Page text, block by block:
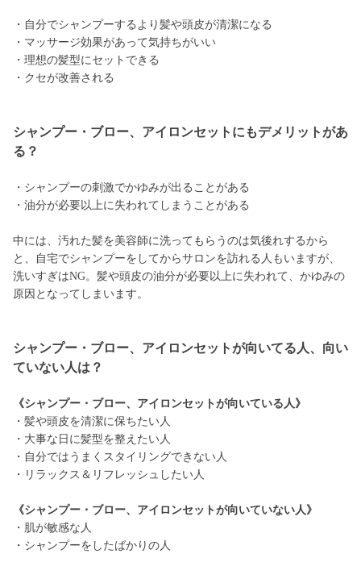
・自分でシャンプーするより髪や頭皮が清潔になる
・マッサージ効果があって気持ちがいい
・理想の髪型にセットできる
・クセが改善される
シャンプー・ブロー、アイロンセットにもデメリットがあ
る？
・シャンプーの刺激でかゆみが出ることがある
・油分が必要以上に失われてしまうことがある
中には、汚れた髪を美容師に洗ってもらうのは気後れするから
と、自宅でシャンプーをしてからサロンを訪れる人もいますが、
洗いすぎはNG。髪や頭皮の油分が必要以上に失われて、かゆみの
原因となってしまいます。
シャンプー・ブロー、アイロンセットが向いてる人、向い
ていない人は？
《シャンプー・ブロー、アイロンセットが向いている人》
・髪や頭皮を清潔に保ちたい人
・大事な日に髪型を整えたい人
・自分ではうまくスタイリングできない人
・リラックス＆リフレッシュしたい人
《シャンプー・ブロー、アイロンセットが向いていない人》
・肌が敏感な人
・シャンプーをしたばかりの人